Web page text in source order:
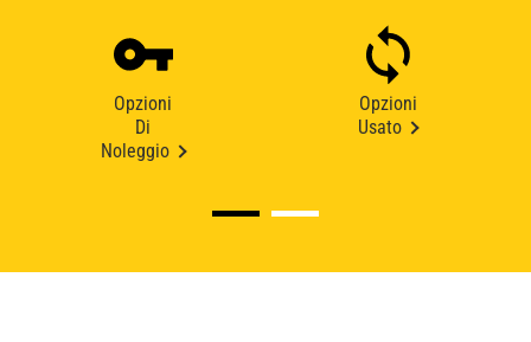
Opzioni
Di
Noleggio
Opzioni
Usato